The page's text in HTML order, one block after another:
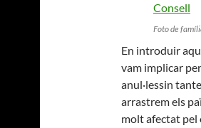
Foto de
En introduir
vam implicar
anul·lessin
arrastrem els
molt afectat pel